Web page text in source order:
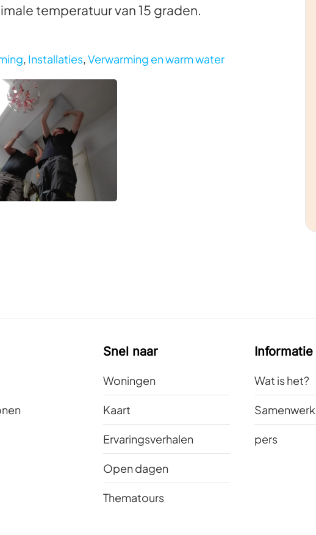
temperatuur van 15 graden.
, Installaties,Verwarming en warm water
Foto bekijken
Snel naar
Woningen
Kaart
Ervaringsverhalen
Open dagen
Thematours
Informatie
Wat is het?
pers